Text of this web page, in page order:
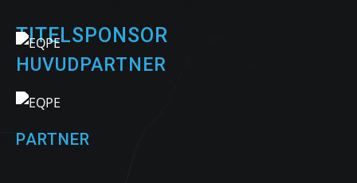
TITELSPONSOR
HUVUDPARTNER
PARTNER